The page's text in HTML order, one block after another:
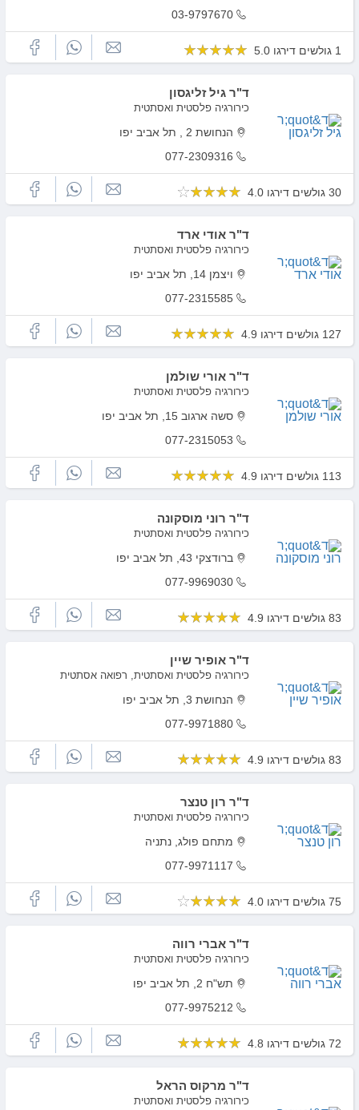
03-9797670
1 גולשים דירגו 5.0
ד"ר גיל זליגסון
כירורגיה פלסטית ואסתטית
הנחושת 2 , תל אביב יפו
077-2309316
30 גולשים דירגו 4.0
ד"ר אודי ארד
כירורגיה פלסטית ואסתטית
ויצמן 14, תל אביב יפו
077-2315585
127 גולשים דירגו 4.9
ד"ר אורי שולמן
כירורגיה פלסטית ואסתטית
סשה ארגוב 15, תל אביב יפו
077-2315053
113 גולשים דירגו 4.9
ד"ר רוני מוסקונה
כירורגיה פלסטית ואסתטית
ברודצקי 43, תל אביב יפו
077-9969030
83 גולשים דירגו 4.9
ד"ר אופיר שיין
כירורגיה פלסטית ואסתטית, רפואה אסתטית
הנחושת 3, תל אביב יפו
077-9971880
83 גולשים דירגו 4.9
ד"ר רון טנצר
כירורגיה פלסטית ואסתטית
מתחם פולג, נתניה
077-9971117
75 גולשים דירגו 4.0
ד"ר אברי רווה
כירורגיה פלסטית ואסתטית
תש"ח 2, תל אביב יפו
077-9975212
72 גולשים דירגו 4.8
ד"ר מרקוס הראל
כירורגיה פלסטית ואסתטית